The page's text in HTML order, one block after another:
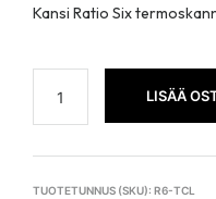
Kansi Ratio Six
LISÄÄ
TUOTETUNNUS (SKU): R6-TCL